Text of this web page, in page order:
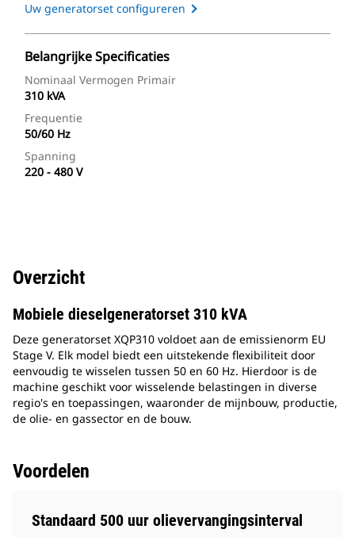
Uw generatorset configureren
Belangrijke Specificaties
Nominaal Vermogen Primair
310 kVA
Frequentie
50/60 Hz
Spanning
220 - 480 V
Overzicht
Mobiele dieselgeneratorset 310 kVA
Deze generatorset XQP310 voldoet aan de emissienorm EU
Stage V. Elk model biedt een uitstekende flexibiliteit door
eenvoudig te wisselen tussen 50 en 60 Hz. Hierdoor is de
machine geschikt voor wisselende belastingen in diverse
regio's en toepassingen, waaronder de mijnbouw, productie,
de olie- en gassector en de bouw.
Voordelen
Standaard 500 uur olievervangingsinterval